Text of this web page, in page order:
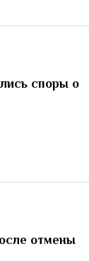
споры о
отмены